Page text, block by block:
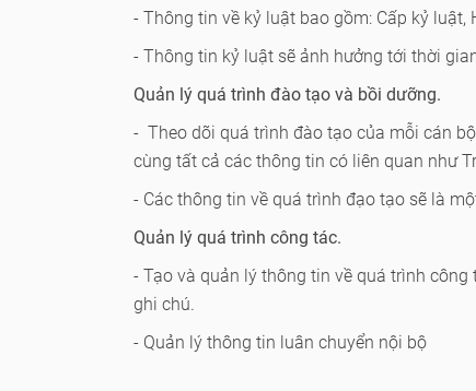
- Thông tin về kỷ luật bao gồm: Cấp kỷ
- Thông tin kỷ luật sẽ ảnh hưởng tới thời
Quản lý quá trình đào tạo và bồi dưỡng.
- Theo dõi quá trình đào tạo của mỗi cán
cùng tất cả các thông tin có liên quan như
- Các thông tin về quá trình đạo tạo sẽ là
Quản lý quá trình công tác.
- Tạo và quản lý thông tin về quá trình
ghi chú.
- Quản lý thông tin luân chuyển nội bộ